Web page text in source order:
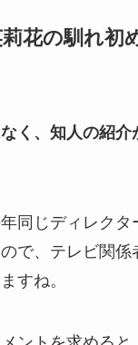
花の馴れ初
く、知人の紹介
同じディレクタ
で、テレビ関係
すね。